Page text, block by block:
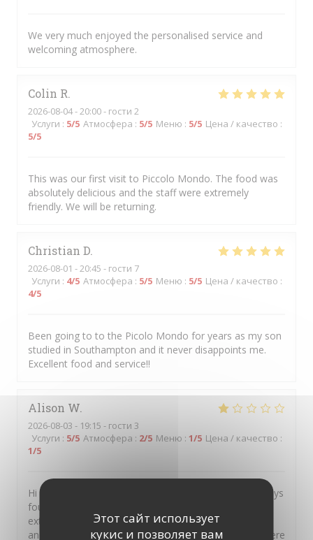
Этот сайт использует
кукис и позволяет вам
We very much enjoyed the personalised service and
welcoming atmosphere.
Colin R
2026-08-04- 20:00 - гости 2
Услуги : 5/5 Атмосфера : 5/5 Меню : 5/5 Цена / качество :
5/5
This was our first visit to Piccolo Mondo. The food was
absolutely delicious and the staff were extremely
friendly. We will be returning.
Christian D
2026-08-01 - 20:45 - гости 7
Услуги : 4/5 Атмосфера : 5/5 Меню : 5/5 Цена / качество :
4/5
Been going to to the Picolo Mondo for years as my son
studied in Southampton and it never disappoints me.
Excellent food and service!!
Alison W
2026-08-03 - 19:15 - гости 3
Услуги : 5/5 Атмосфера : 2/5 Меню : 1/5 Цена / качество :
1/5
Hi I always recommend your restaurant as I have always
found the food exceptional But on this occasion was
extremely disappointed It was my sons birthday treat
and I had raved about you so much he said let’s go there